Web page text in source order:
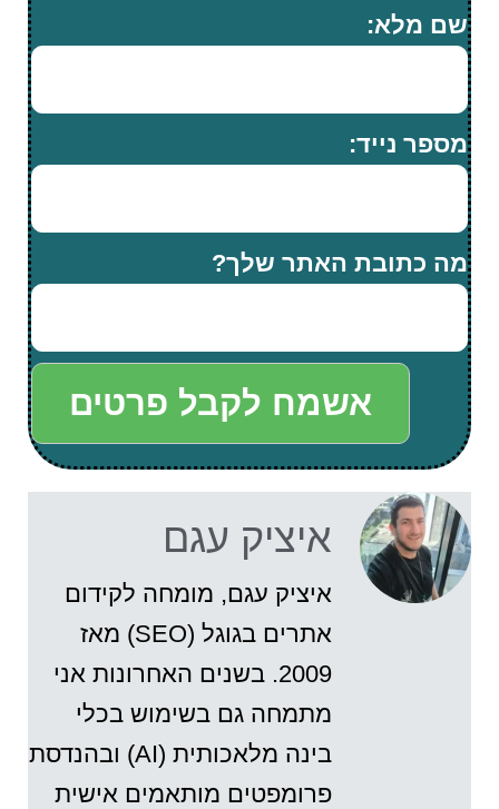
שם מלא:
מספר נייד:
מה כתובת האתר שלך?
אשמח לקבל פרטים
איציק עגם
איציק עגם, מומחה לקידום
אתרים בגוגל (SEO) מאז
2009. בשנים האחרונות אני
מתמחה גם בשימוש בכלי
בינה מלאכותית (AI) ובהנדסת
פרומפטים מותאמים אישית